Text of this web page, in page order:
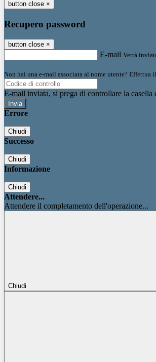
button close ×
Recupero password
button close ×
E-mail Verrà
Non hai una e-mail associata al nome utente? Effettua
E-mail inviata, si prega di controllare la casella
Errore
Chiudi
Successo
Chiudi
Informazione
Chiudi
Attendere...
Attendere il completamento dell'operazione...
Chiudi